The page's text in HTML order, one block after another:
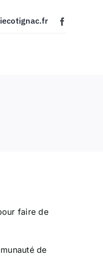
faire de
de